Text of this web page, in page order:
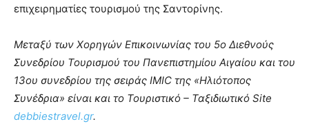
επιχειρηματίες τουρισμού της Σαντορίνης.
Μεταξύ των Χορηγών Επικοινωνίας του 5ο Διεθνούς
Συνεδρίου Τουρισμού του Πανεπιστημίου Αιγαίου και του
13ου συνεδρίου της σειράς IMIC της «Ηλιότοπος
Συνέδρια» είναι και το Τουριστικό – Ταξιδιωτικό Site
debbiestravel.gr.